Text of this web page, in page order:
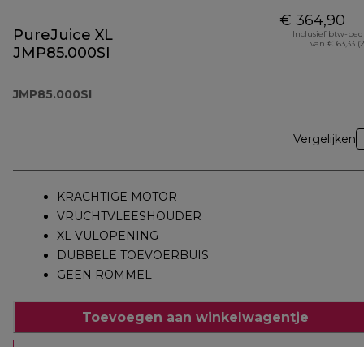
PureJuice XL
JMP85.000SI
JMP85.000SI
€ 364,90
Inclusief btw-
van € 63,33
Vergelijken
KRACHTIGE MOTOR
VRUCHTVLEESHOUDER
XL VULOPENING
DUBBELE TOEVOERBUIS
GEEN ROMMEL
Toevoegen aan winkelwagentje